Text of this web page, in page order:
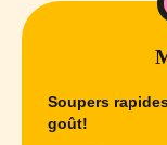
Soupers
goût!